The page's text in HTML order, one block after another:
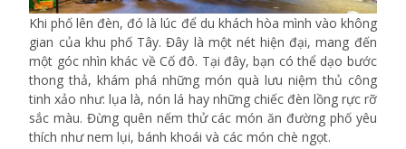
Khi phố lên đèn, đó là lúc để du khách hòa mình vào không
gian của khu phố Tây. Đây là một nét hiện đại, mang đến
một góc nhìn khác về Cố đô. Tại đây, bạn có thể dạo bước
thong thả, khám phá những món quà lưu niệm thủ công
tinh xảo như: lụa là, nón lá hay những chiếc đèn lồng rực rỡ
sắc màu. Đừng quên nếm thử các món ăn đường phố yêu
thích như nem lụi, bánh khoái và các món chè ngọt.